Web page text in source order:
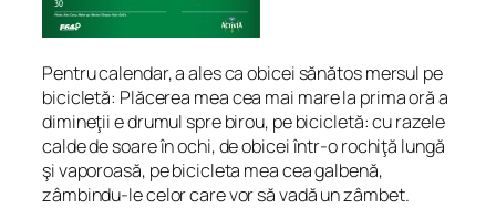
Pentru calendar, a ales ca obicei sănătos mersul pe
bicicletă: Plăcerea mea cea mai mare la prima oră a
dimineţii e drumul spre birou, pe bicicletă: cu razele
calde de soare în ochi, de obicei într-o rochiţă lungă
şi vaporoasă, pe bicicleta mea cea galbenă,
zâmbindu-le celor care vor să vadă un zâmbet.